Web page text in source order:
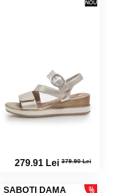
279.91 Lei379.90 Lei
SABOTI DAMA